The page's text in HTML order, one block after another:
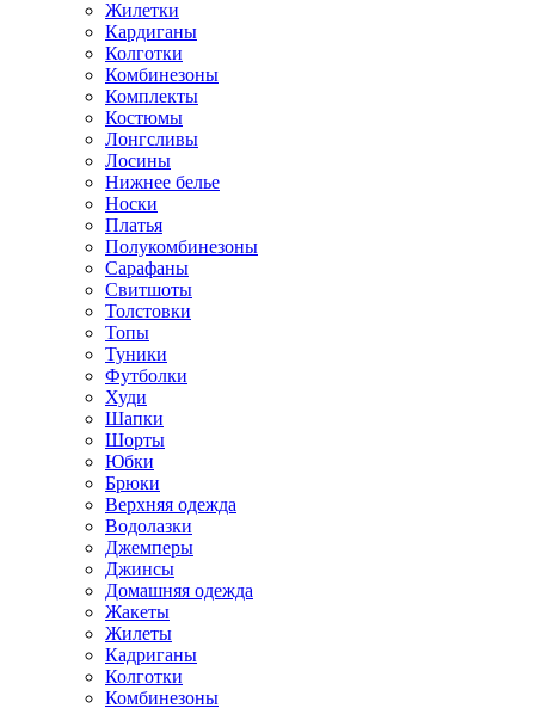
Жилетки
Кардиганы
Колготки
Комбинезоны
Комплекты
Костюмы
Лонгсливы
Лосины
Нижнее белье
Носки
Платья
Полукомбинезоны
Сарафаны
Свитшоты
Толстовки
Топы
Туники
Футболки
Худи
Шапки
Шорты
Юбки
Брюки
Верхняя одежда
Водолазки
Джемперы
Джинсы
Домашняя одежда
Жакеты
Жилеты
Кадриганы
Колготки
Комбинезоны